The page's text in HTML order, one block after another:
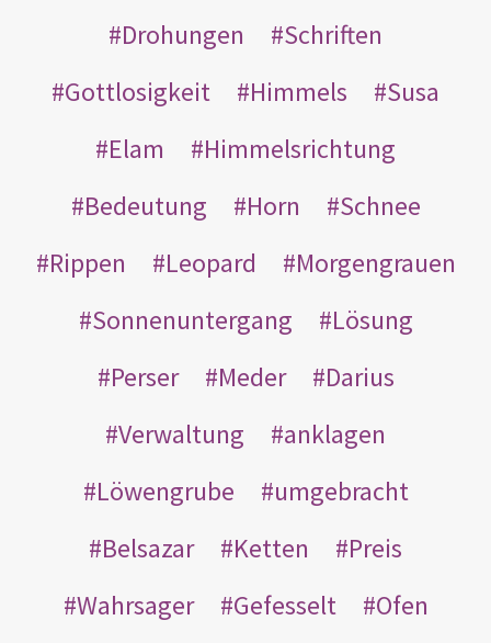
Drohungen
Schriften
Gottlosigkeit
Himmels
Susa
Elam
Himmelsrichtung
Bedeutung
Horn
Schnee
Rippen
Leopard
Morgengrauen
Sonnenuntergang
Lösung
Perser
Meder
Darius
Verwaltung
anklagen
Löwengrube
umgebracht
Belsazar
Ketten
Preis
Wahrsager
Gefesselt
Ofen